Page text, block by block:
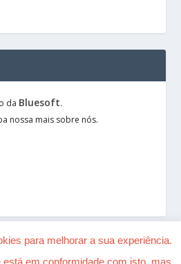
da Bluesoft.
nossa mais sobre nós.
para melhorar a sua experiência.
em conformidade com isto, mas